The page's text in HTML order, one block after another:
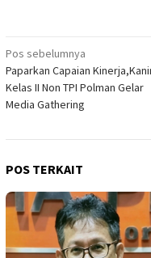
Navigasi
pos
Pos sebelumnya
Paparkan Capaian
Kelas II Non TPI Polman Gelar
Media Gathering
POS TERKAIT